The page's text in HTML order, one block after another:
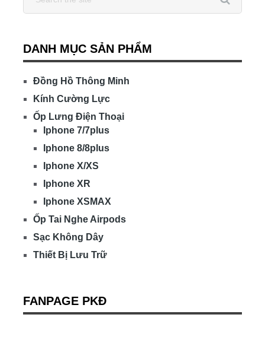
DANH MỤC SẢN PHẨM
Đồng Hồ Thông Minh
Kính Cường Lực
Ốp Lưng Điện Thoại
Iphone 7/7plus
Iphone 8/8plus
Iphone X/XS
Iphone XR
Iphone XSMAX
Ốp Tai Nghe Airpods
Sạc Không Dây
Thiết Bị Lưu Trữ
FANPAGE PKĐ